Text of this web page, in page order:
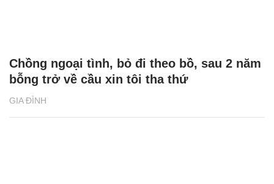
GIA ĐÌNH
Chồng ngoại tình, bỏ đi theo bồ, sau 2 năm
bỗng trở về cầu xin tôi tha thứ